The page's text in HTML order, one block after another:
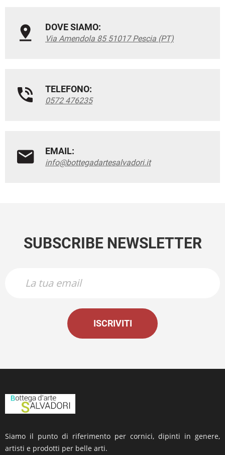
DOVE SIAMO:
Via Amendola 85 51017 Pescia (PT)
TELEFONO:
0572 476235
EMAIL:
info@bottegadartesalvadori.it
SUBSCRIBE NEWSLETTER
ISCRIVITI
Siamo il punto di riferimento per cornici, dipinti in genere,
artisti e prodotti per belle arti.